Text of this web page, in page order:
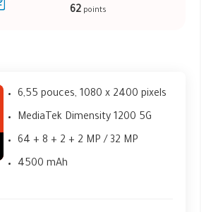
62 points
6,55 pouces, 1080 x 2400 pixels
MediaTek Dimensity 1200 5G
64 + 8 + 2 + 2 MP / 32 MP
4500 mAh